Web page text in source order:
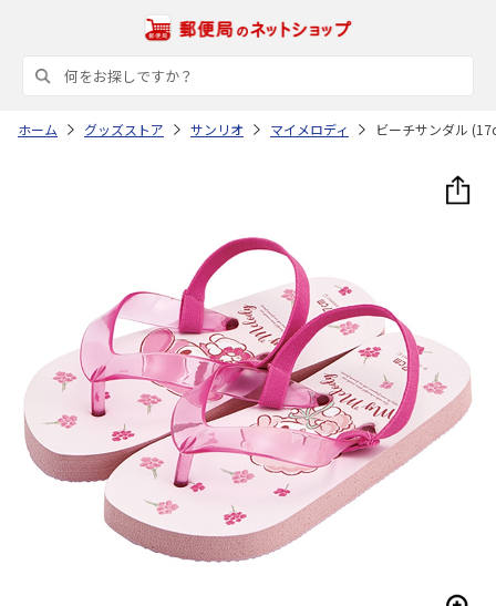
ホーム グッズストア サンリオ マイメロディ ビーチサンダル